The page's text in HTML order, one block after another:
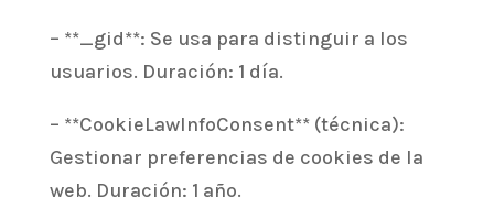
– **_gid**: Se usa para distinguir a los
usuarios. Duración: 1 día.
– **CookieLawInfoConsent** (técnica):
Gestionar preferencias de cookies de la
web. Duración: 1 año.